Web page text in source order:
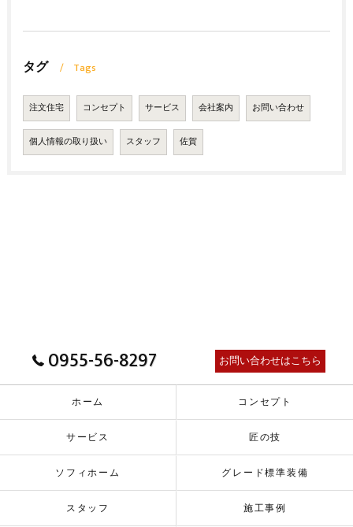
タグ Tags
注文住宅 コンセプト サービス 会社案内 お問い合わせ
個人情報の取り扱い スタッフ 佐賀
0955-56-8297 お問い合わせはこちら
ホーム コンセプト
サービス 匠の技
ソフィホーム グレード標準装備
スタッフ 施工事例